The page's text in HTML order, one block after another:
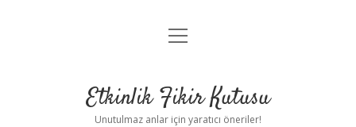
Anasayfa
Yasal Uyarı
menüyü
Etkinlik Fikir Kutusu
Unutulmaz anlar için yaratıcı öneriler!